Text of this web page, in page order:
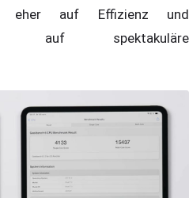
eher auf Effizienz und
auf spektakuläre